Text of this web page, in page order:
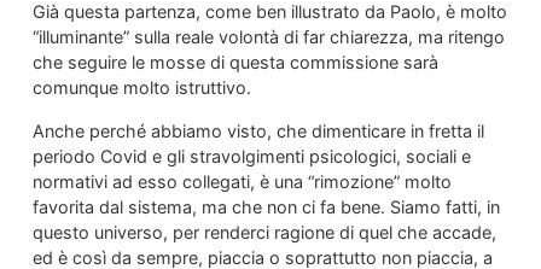
Già questa partenza, come ben illustrato da Paolo, è molto
“illuminante” sulla reale volontà di far chiarezza, ma ritengo
che seguire le mosse di questa commissione sarà
comunque molto istruttivo.
Anche perché abbiamo visto, che dimenticare in fretta il
periodo Covid e gli stravolgimenti psicologici, sociali e
normativi ad esso collegati, è una “rimozione” molto
favorita dal sistema, ma che non ci fa bene. Siamo fatti, in
questo universo, per renderci ragione di quel che accade,
ed è così da sempre, piaccia o soprattutto non piaccia, a